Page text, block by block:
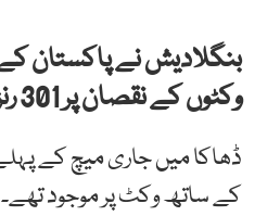
وکٹوں کے نقصان پر 301 رنز بنا لیے۔
کے ساتھ وکٹ پر موجود تھے۔